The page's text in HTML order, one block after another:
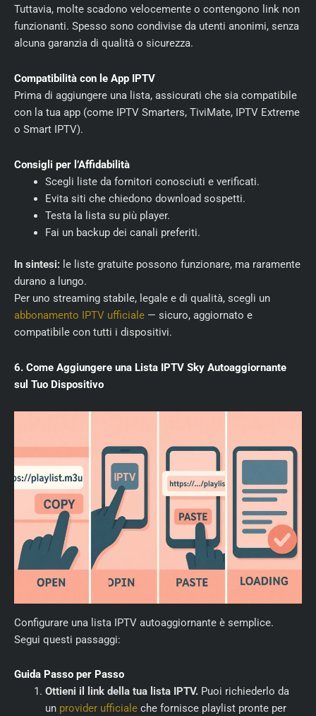
Tuttavia, molte scadono velocemente o contengono link non
funzionanti. Spesso sono condivise da utenti anonimi, senza
alcuna garanzia di qualità o sicurezza.
Compatibilità con le App IPTV
Prima di aggiungere una lista, assicurati che sia compatibile
con la tua app (come IPTV Smarters, TiviMate, IPTV Extreme
o Smart IPTV).
Consigli per l’Affidabilità
Scegli liste da fornitori conosciuti e verificati.
Evita siti che chiedono download sospetti.
Testa la lista su più player.
Fai un backup dei canali preferiti.
In sintesi: le liste gratuite possono funzionare, ma raramente
durano a lungo.
Per uno streaming stabile, legale e di qualità, scegli un
abbonamento IPTV ufficiale — sicuro, aggiornato e
compatibile con tutti i dispositivi.
6. Come Aggiungere una Lista IPTV Sky Autoaggiornante
sul Tuo Dispositivo
Configurare una lista IPTV autoaggiornante è semplice.
Segui questi passaggi:
Guida Passo per Passo
Ottieni il link della tua lista IPTV.Puoi richiederlo da
unprovider ufficialeche fornisce playlist pronte per